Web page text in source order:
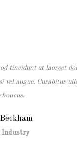
tincidunt ut laoreet
vel augue. Curabitur
Industry